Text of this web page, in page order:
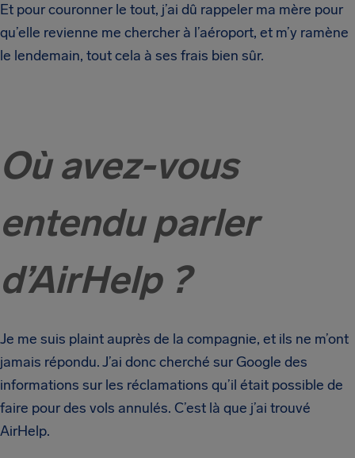
Et pour couronner le tout, j’ai dû rappeler ma mère pour
qu’elle revienne me chercher à l’aéroport, et m’y ramène
le lendemain, tout cela à ses frais bien sûr.
Où avez-vous
entendu parler
d’AirHelp ?
Je me suis plaint auprès de la compagnie, et ils ne m’ont
jamais répondu. J’ai donc cherché sur Google des
informations sur les réclamations qu’il était possible de
faire pour des vols annulés. C’est là que j’ai trouvé
AirHelp.